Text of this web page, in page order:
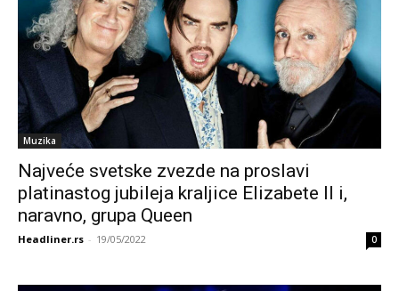
Muzika
Najveće svetske zvezde na proslavi
platinastog jubileja kraljice Elizabete II i,
naravno, grupa Queen
Headliner.rs - 19/05/2022 0